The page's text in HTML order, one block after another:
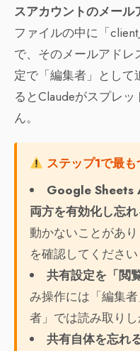
スアカウントのメール
ファイルの中に「
で、そのメールアド
定で「編集者」とし
るとClaudeがスプレ
ん。
ステップ1で最
Google Sheets
両方を有効化し忘
動かないことがあ
を確認してください
共有設定を「閲
み操作には「編集
者」では読み取り
共有自体を忘れ